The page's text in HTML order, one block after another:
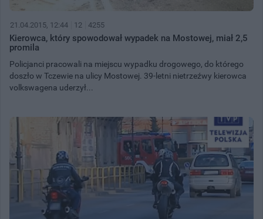
21.04.2015, 12:44 12 4255
Kierowca, który spowodował wypadek na Mostowej, miał 2,5
promila
Policjanci pracowali na miejscu wypadku drogowego, do którego
doszło w Tczewie na ulicy Mostowej. 39-letni nietrzeźwy kierowca
volkswagena uderzył...